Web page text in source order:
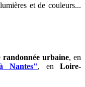
et de couleurs...
randonnée urbaine, en
Nantes", enLoire-